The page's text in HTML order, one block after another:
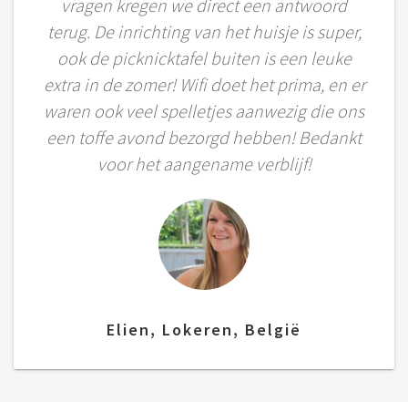
vragen kregen we direct een antwoord
terug. De inrichting van het huisje is super,
ook de picknicktafel buiten is een leuke
extra in de zomer! Wifi doet het prima, en er
waren ook veel spelletjes aanwezig die ons
een toffe avond bezorgd hebben! Bedankt
voor het aangename verblijf!
Elien, Lokeren, België